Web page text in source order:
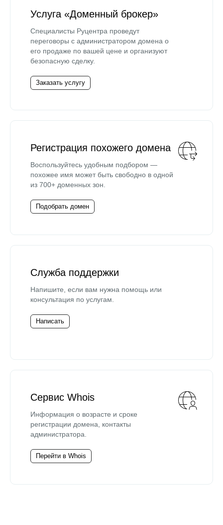
Услуга «Доменный брокер»
Специалисты Руцентра проведут
переговоры с администратором домена о
его продаже по вашей цене и организуют
безопасную сделку.
Заказать услугу
Регистрация похожего домена
Воспользуйтесь удобным подбором —
похожее имя может быть свободно в одной
из 700+ доменных зон.
Подобрать домен
Служба поддержки
Напишите, если вам нужна помощь или
консультация по услугам.
Написать
Сервис Whois
Информация о возрасте и сроке
регистрации домена, контакты
администратора.
Перейти в Whois